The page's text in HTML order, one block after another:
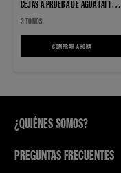
CEJAS A PRUEBA DE AGUA TATTOO
3 TONOS
COMPRAR AHORA
¿QUIÉNES SOMOS?
PREGUNTAS FRECUENTES